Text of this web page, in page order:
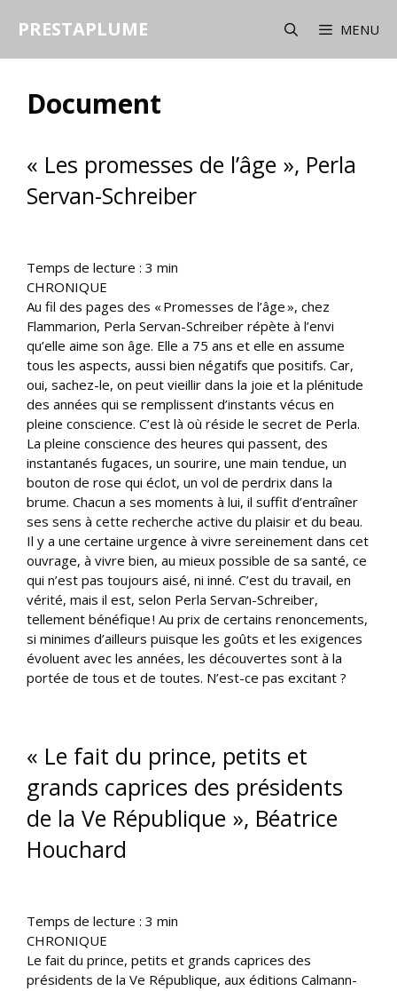
PRESTAPLUME MENU
Document
« Les promesses de l’âge », Perla
Servan-Schreiber
Temps de lecture : 3 min
CHRONIQUE
Au fil des pages des « Promesses de l’âge », chez
Flammarion, Perla Servan-Schreiber répète à l’envi
qu’elle aime son âge. Elle a 75 ans et elle en assume
tous les aspects, aussi bien négatifs que positifs. Car,
oui, sachez-le, on peut vieillir dans la joie et la plénitude
des années qui se remplissent d’instants vécus en
pleine conscience. C’est là où réside le secret de Perla.
La pleine conscience des heures qui passent, des
instantanés fugaces, un sourire, une main tendue, un
bouton de rose qui éclot, un vol de perdrix dans la
brume. Chacun a ses moments à lui, il suffit d’entraîner
ses sens à cette recherche active du plaisir et du beau.
Il y a une certaine urgence à vivre sereinement dans cet
ouvrage, à vivre bien, au mieux possible de sa santé, ce
qui n’est pas toujours aisé, ni inné. C’est du travail, en
vérité, mais il est, selon Perla Servan-Schreiber,
tellement bénéfique ! Au prix de certains renoncements,
si minimes d’ailleurs puisque les goûts et les exigences
évoluent avec les années, les découvertes sont à la
portée de tous et de toutes. N’est-ce pas excitant ?
« Le fait du prince, petits et
grands caprices des présidents
de la Ve République », Béatrice
Houchard
Temps de lecture : 3 min
CHRONIQUE
Le fait du prince, petits et grands caprices des
présidents de la Ve République, aux éditions Calmann-